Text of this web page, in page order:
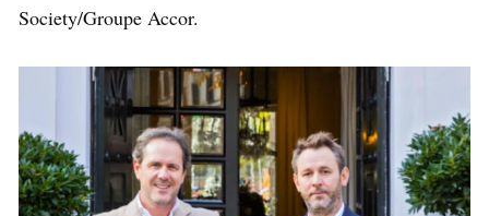
Society/Groupe Accor.